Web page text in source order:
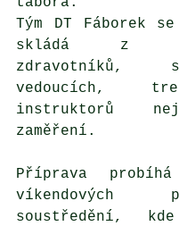
Tým DT Fáborek
skládá z
zdravotníků,
vedoucích,
instruktorů
zaměření.
Příprava
víkendových
soustředění,